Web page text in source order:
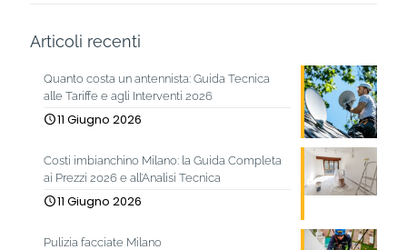
Articoli recenti
Quanto costa un antennista: Guida Tecnica
alle Tariffe e agli Interventi 2026
11 Giugno 2026
Costi imbianchino Milano: la Guida Completa
ai Prezzi 2026 e all’Analisi Tecnica
11 Giugno 2026
Pulizia facciate Milano